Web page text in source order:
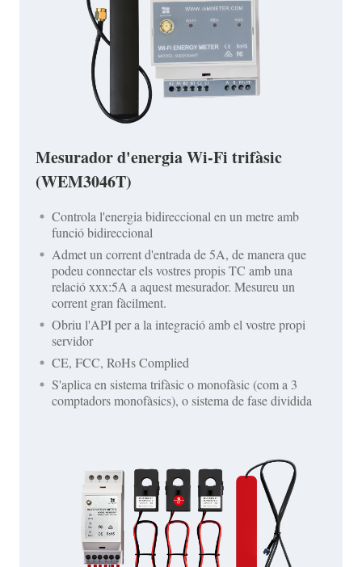
Mesurador d'energia Wi-Fi trifàsic
(WEM3046T)
Controla l'energia bidireccional en un metre amb
funció bidireccional
Admet un corrent d'entrada de 5A, de manera que
podeu connectar els vostres propis TC amb una
relació xxx:5A a aquest mesurador. Mesureu un
corrent gran fàcilment.
Obriu l'API per a la integració amb el vostre propi
servidor
CE, FCC, RoHs Complied
S'aplica en sistema trifàsic o monofàsic (com a 3
comptadors monofàsics), o sistema de fase dividida